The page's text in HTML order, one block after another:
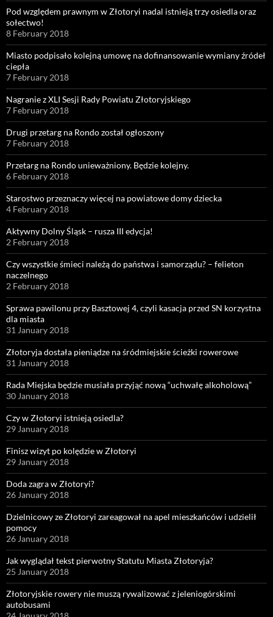
Pod względem prawnym w Złotoryi nadal istnieją trzy osiedla oraz
sołectwo!
8 February 2018
Miasto podpisało kolejną umowę na dofinansowanie wymiany źródeł
ciepła
7 February 2018
Nagranie z XLI Sesji Rady Powiatu Złotoryjskiego
7 February 2018
Drugi przetarg na Rondo został ogłoszony
7 February 2018
Przetarg na Rondo unieważniony. Będzie kolejny.
6 February 2018
Starostwo przeznaczy więcej na powiatowe domy dziecka
4 February 2018
Aktywny Dolny Śląsk – rusza III edycja!
2 February 2018
Czy wszystkie śmieci należą do państwa i samorządu? – felieton
naczelnego
2 February 2018
Sprawa pawilonu przy Basztowej 4, czyli kasacja przed SN korzystna
dla miasta
31 January 2018
Złotoryja dostała pieniądze na śródmiejskie ścieżki rowerowe
31 January 2018
Rada Miejska będzie musiała przyjąć nową “uchwałę alkoholową”
30 January 2018
Czy w Złotoryi istnieją osiedla?
29 January 2018
Finisz wizyt po kolędzie w Złotoryi
29 January 2018
Doda zagra w Złotoryi?
26 January 2018
Dzielnicowy ze Złotoryi zareagował na apel mieszkańców i udzielił
pomocy
26 January 2018
Jak wyglądał tekst pierwotny Statutu Miasta Złotoryja?
25 January 2018
Złotoryjskie rowery nie muszą rywalizować z jeleniogórskimi
autobusami